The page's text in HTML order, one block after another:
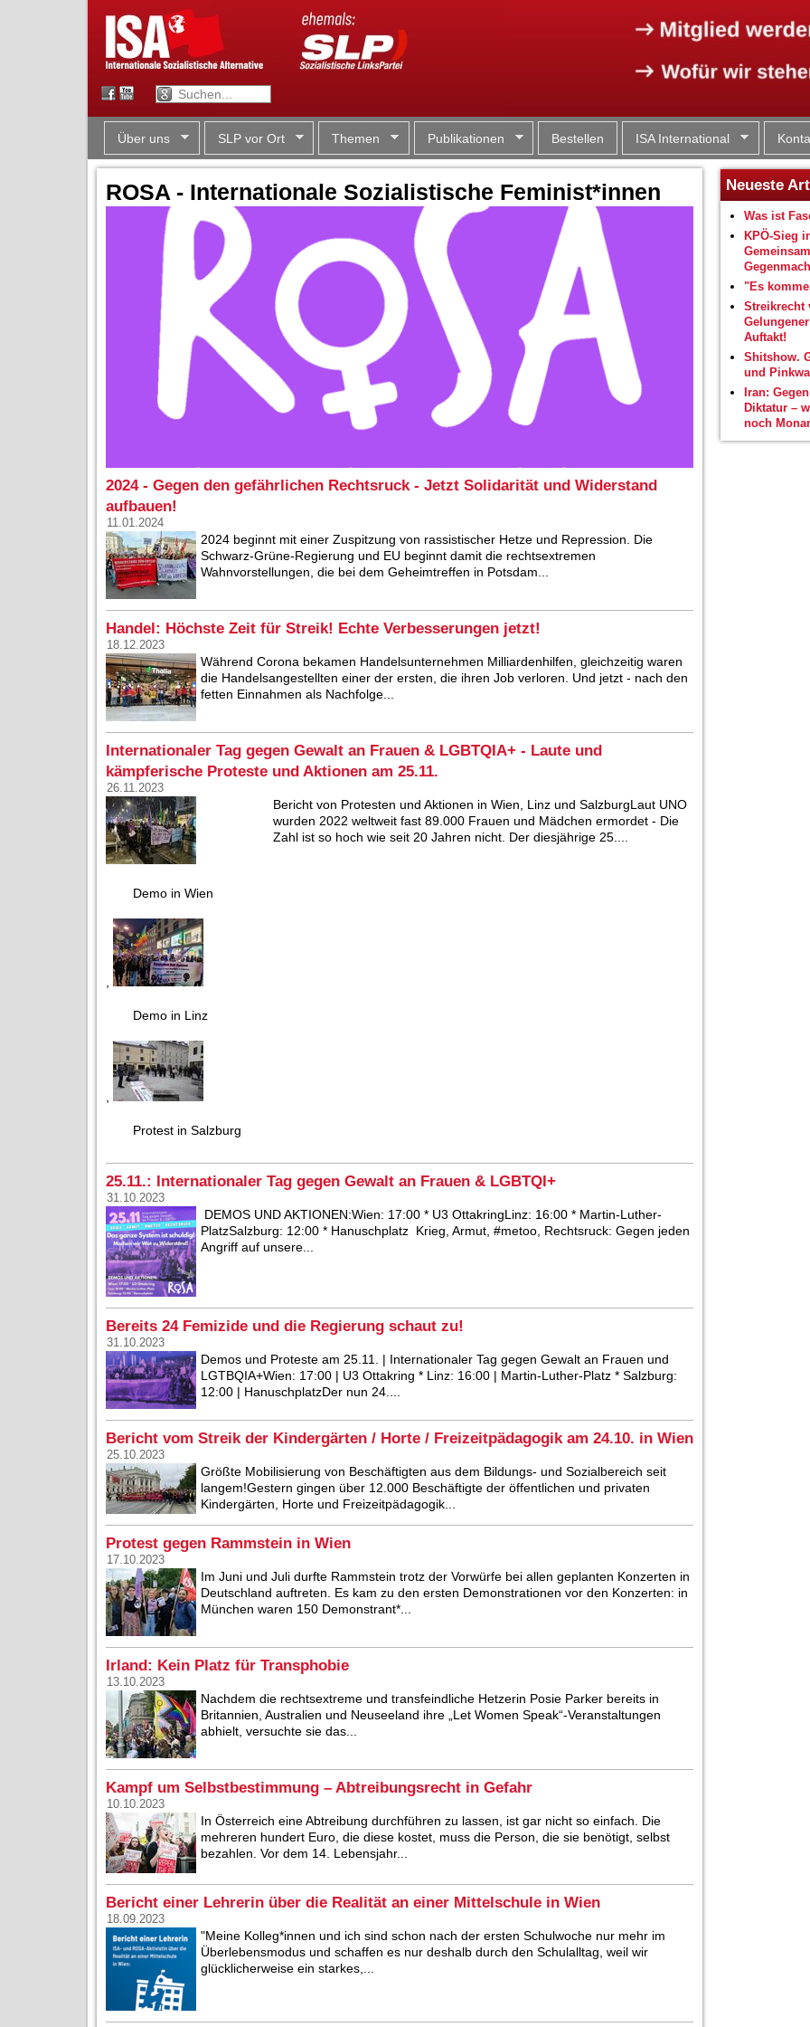
Über uns SLP vor Ort Themen Publikationen Bestellen ISA International
ROSA - Internationale Sozialistische Feminist*innen
2024 - Gegen den gefährlichen Rechtsruck - Jetzt Solidarität und Widerstand
aufbauen!
11.01.2024
2024 beginnt mit einer Zuspitzung von rassistischer Hetze und Repression. Die
Schwarz-Grüne-Regierung und EU beginnt damit die rechtsextremen
Wahnvorstellungen, die bei dem Geheimtreffen in Potsdam...
Handel: Höchste Zeit für Streik! Echte Verbesserungen jetzt!
18.12.2023
Während Corona bekamen Handelsunternehmen Milliardenhilfen, gleichzeitig waren
die Handelsangestellten einer der ersten, die ihren Job verloren. Und jetzt - nach den
fetten Einnahmen als Nachfolge...
Internationaler Tag gegen Gewalt an Frauen & LGBTQIA+ - Laute und
kämpferische Proteste und Aktionen am 25.11.
26.11.2023
Demo in Wien
,
Demo in Linz
,
Protest in Salzburg
Bericht von Protesten und Aktionen in Wien, Linz und SalzburgLaut UNO
wurden 2022 weltweit fast 89.000 Frauen und Mädchen ermordet - Die
Zahl ist so hoch wie seit 20 Jahren nicht. Der diesjährige 25....
25.11.: Internationaler Tag gegen Gewalt an Frauen & LGBTQI+
31.10.2023
DEMOS UND AKTIONEN:Wien: 17:00 * U3 OttakringLinz: 16:00 * Martin-Luther-
PlatzSalzburg: 12:00 * Hanuschplatz Krieg, Armut, #metoo, Rechtsruck: Gegen jeden
Angriff auf unsere...
Bereits 24 Femizide und die Regierung schaut zu!
31.10.2023
Demos und Proteste am 25.11. | Internationaler Tag gegen Gewalt an Frauen und
LGTBQIA+Wien: 17:00 | U3 Ottakring * Linz: 16:00 | Martin-Luther-Platz * Salzburg:
12:00 | HanuschplatzDer nun 24....
Bericht vom Streik der Kindergärten / Horte / Freizeitpädagogik am 24.10. in Wien
25.10.2023
Größte Mobilisierung von Beschäftigten aus dem Bildungs- und Sozialbereich seit
langem!Gestern gingen über 12.000 Beschäftigte der öffentlichen und privaten
Kindergärten, Horte und Freizeitpädagogik...
Protest gegen Rammstein in Wien
17.10.2023
Im Juni und Juli durfte Rammstein trotz der Vorwürfe bei allen geplanten Konzerten in
Deutschland auftreten. Es kam zu den ersten Demonstrationen vor den Konzerten: in
München waren 150 Demonstrant*...
Irland: Kein Platz für Transphobie
13.10.2023
Nachdem die rechtsextreme und transfeindliche Hetzerin Posie Parker bereits in
Britannien, Australien und Neuseeland ihre „Let Women Speak“-Veranstaltungen
abhielt, versuchte sie das...
Kampf um Selbstbestimmung – Abtreibungsrecht in Gefahr
10.10.2023
In Österreich eine Abtreibung durchführen zu lassen, ist gar nicht so einfach. Die
mehreren hundert Euro, die diese kostet, muss die Person, die sie benötigt, selbst
bezahlen. Vor dem 14. Lebensjahr...
Bericht einer Lehrerin über die Realität an einer Mittelschule in Wien
18.09.2023
"Meine Kolleg*innen und ich sind schon nach der ersten Schulwoche nur mehr im
Überlebensmodus und schaffen es nur deshalb durch den Schulalltag, weil wir
glücklicherweise ein starkes,...
Neueste
Was ist
KPÖ-Sieg
"Es
Streikrecht
Auftakt!
Shitshow.
und
Iran:
Diktatur –
noch